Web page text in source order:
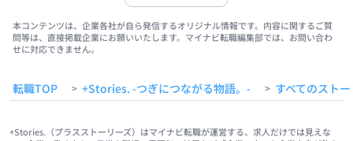
本コンテンツは、企業各社が自ら発信するオリジナル情報です。内容に関するご質
問等は、直接掲載企業にお願いいたします。マイナビ転職編集部では、お問い合わ
せに対応できません。
転職TOP > +Stories. -つぎにつながる物語。- > すべてのスト
+Stories.（プラスストーリーズ）はマイナビ転職が運営する、求人だけでは見えな